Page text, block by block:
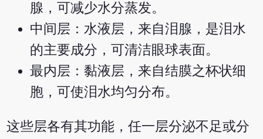
腺，可减少水分蒸发。
中间层：水液层，来自泪腺，是泪水
的主要成分，可清洁眼球表面。
最内层：黏液层，来自结膜之杯状细
胞，可使泪水均匀分布。
这些层各有其功能，任一层分泌不足或分